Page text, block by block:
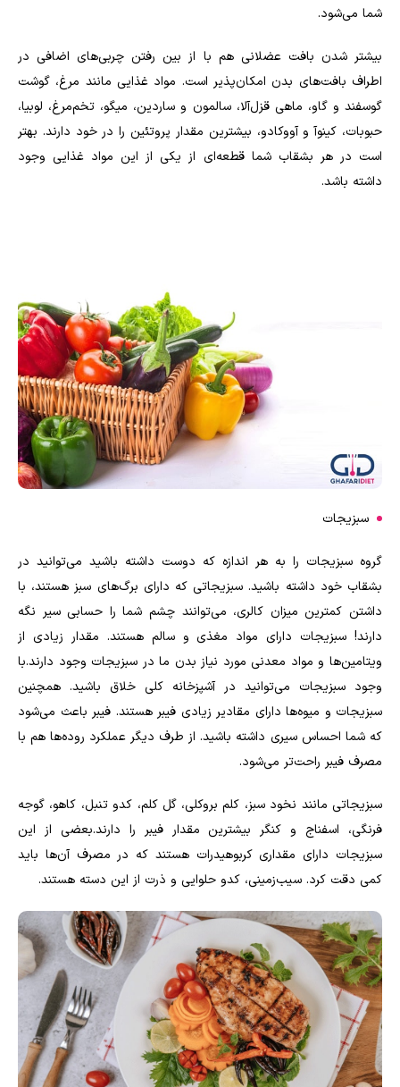
شما می‌شود.
بیشتر شدن بافت عضلانی هم با از بین رفتن چربی‌های اضافی در
اطراف بافت‌های بدن امکان‌پذیر است. مواد غذایی مانند مرغ، گوشت
گوسفند و گاو، ماهی قزل‌آلا، سالمون و ساردین، میگو، تخم‌مرغ، لوبیا،
حبوبات، کینوآ و آووکادو، بیشترین مقدار پروتئین را در خود دارند. بهتر
است در هر بشقاب شما قطعه‌ای از یکی از این مواد غذایی وجود
داشته باشد.
سبزیجات
گروه سبزیجات را به هر اندازه که دوست داشته باشید می‌توانید در
بشقاب خود داشته باشید. سبزیجاتی که دارای برگ‌های سبز هستند، با
داشتن کمترین میزان کالری، می‌توانند چشم شما را حسابی سیر نگه
دارند! سبزیجات دارای مواد مغذی و سالم هستند. مقدار زیادی از
ویتامین‌ها و مواد معدنی مورد نیاز بدن ما در سبزیجات وجود دارند.با
وجود سبزیجات می‌توانید در آشپزخانه کلی خلاق باشید. همچنین
سبزیجات و میوه‌ها دارای مقادیر زیادی فیبر هستند. فیبر باعث می‌شود
که شما احساس سیری داشته باشید. از طرف دیگر عملکرد روده‌ها هم با
مصرف فیبر راحت‌تر می‌شود.
سبزیجاتی مانند نخود سبز، کلم بروکلی، گل کلم، کدو تنبل، کاهو، گوجه
فرنگی، اسفناج و کنگر بیشترین مقدار فیبر را دارند.بعضی از این
سبزیجات دارای مقداری کربوهیدرات هستند که در مصرف آن‌ها باید
کمی دقت کرد. سیب‌زمینی، کدو حلوایی و ذرت از این دسته هستند.